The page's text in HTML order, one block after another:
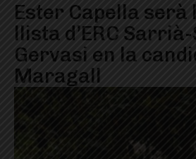
Ester Capella serà
llista d’ERC
Gervasi en la
Maragall